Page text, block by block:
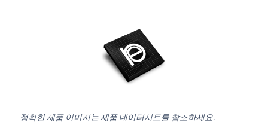
정확한 제품 이미지는 제품 데이터시트를 참조하세요.